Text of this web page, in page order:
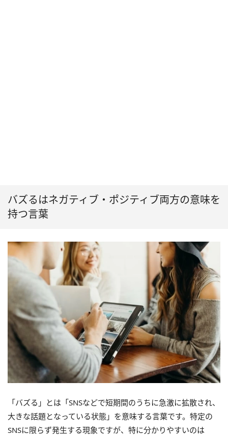
バズるはネガティブ・ポジティブ両方の意味を
持つ言葉
「バズる」とは「SNSなどで短期間のうちに急激に拡散され、
大きな話題となっている状態」を意味する言葉です。特定の
SNSに限らず発生する現象ですが、特に分かりやすいのは